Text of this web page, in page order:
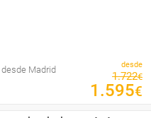
Madrid desde
1.722€
1 .595€